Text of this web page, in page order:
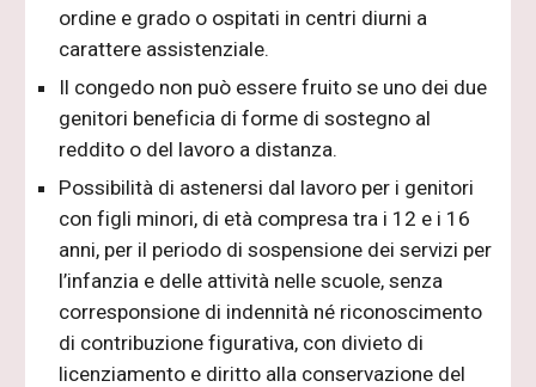
ordine e grado o ospitati in centri diurni a
carattere assistenziale.
Il congedo non può essere fruito se uno dei due
genitori beneficia di forme di sostegno al
reddito o del lavoro a distanza.
Possibilità di astenersi dal lavoro per i genitori
con figli minori, di età compresa tra i 12 e i 16
anni, per il periodo di sospensione dei servizi per
l’infanzia e delle attività nelle scuole, senza
corresponsione di indennità né riconoscimento
di contribuzione figurativa, con divieto di
licenziamento e diritto alla conservazione del